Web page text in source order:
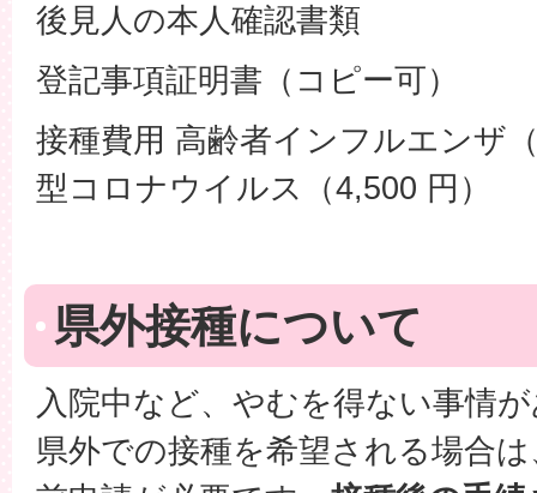
後見人の本人確認書類
登記事項証明書（コピー可）
接種費用 高齢者インフルエンザ
型コロナウイルス（4,500 円）
県外接種について
入院中など、やむを得ない事情
県外での接種を希望される場合